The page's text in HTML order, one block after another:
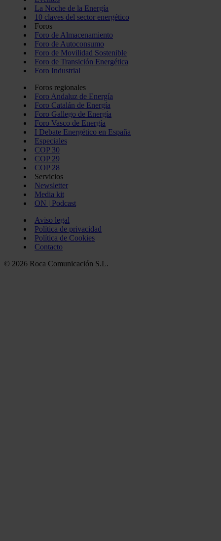
La Noche de la Energía
10 claves del sector energético
Foros
Foro de Almacenamiento
Foro de Autoconsumo
Foro de Movilidad Sostenible
Foro de Transición Energética
Foro Industrial
Foros regionales
Foro Andaluz de Energía
Foro Catalán de Energía
Foro Gallego de Energía
Foro Vasco de Energía
I Debate Energético en España
Especiales
COP 30
COP 29
COP 28
Servicios
Newsletter
Media kit
ON | Podcast
Aviso legal
Política de privacidad
Política de Cookies
Contacto
© 2026 Roca Comunicación S.L.